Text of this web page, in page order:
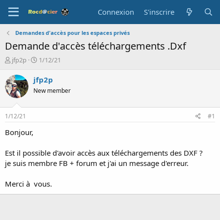
Connexion S'inscrire
Demandes d'accès pour les espaces privés
Demande d'accès téléchargements .Dxf
A
t
e
u
d
e
l
i
s
u
s
jfp2p
D
t
e
d
1/12/21
jfp2p
New member
1/12/21 #1
Bonjour,
Est il possible d'avoir accès aux téléchargements des DXF ?
je suis membre FB + forum et j'ai un message d'erreur.
Merci à vous.